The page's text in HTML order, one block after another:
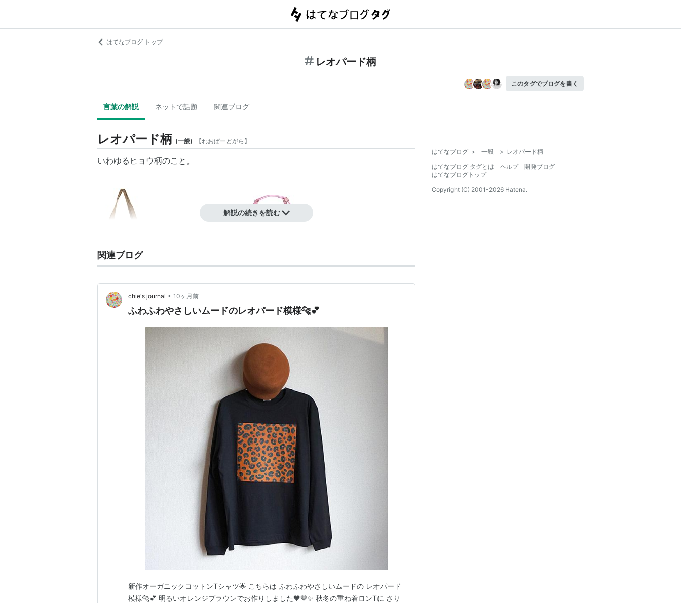
はてなブログ トップ
レオパード柄
このタグでブログを書く
言葉の解説 ネットで話題 関連ブログ
レオパード柄 (一般) 【れおぱーどがら 】
いわゆるヒョウ柄のこと。
解説の続きを読む
関連ブログ
chie's journal • 10ヶ月前
ふわふわやさしいムードのレオパード模様🐆💕
新作オーガニックコットンTシャツ🌟 こちらは ふわふわやさしいムードの レオパード
模様🐆💕 明るいオレンジブラウンでお作りしました🧡🤎✨ 秋冬の重ね着ロンTに さり
はてなブログ > 一般 > レオパード柄
はてなブログ タグとは
ヘルプ
開発ブログ
はてなブログトップ
Copyright (C) 2001-2026 Hatena.